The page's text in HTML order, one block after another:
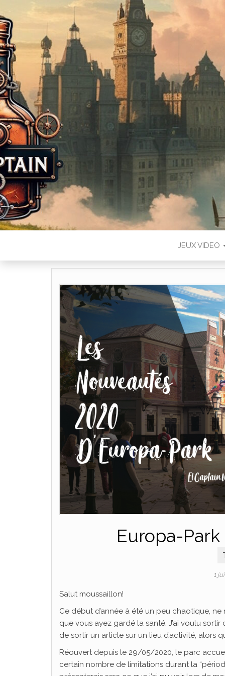
JEUX VIDEO
Europa-
1
Salut moussaillon!
Ce début d’année à été un peu chaotique,
que vous ayez gardé la santé. J’ai voulu
de sortir un article sur un lieu d’activité, alors
Réouvert depuis le 29/05/2020, le parc
certain nombre de limitations durant la